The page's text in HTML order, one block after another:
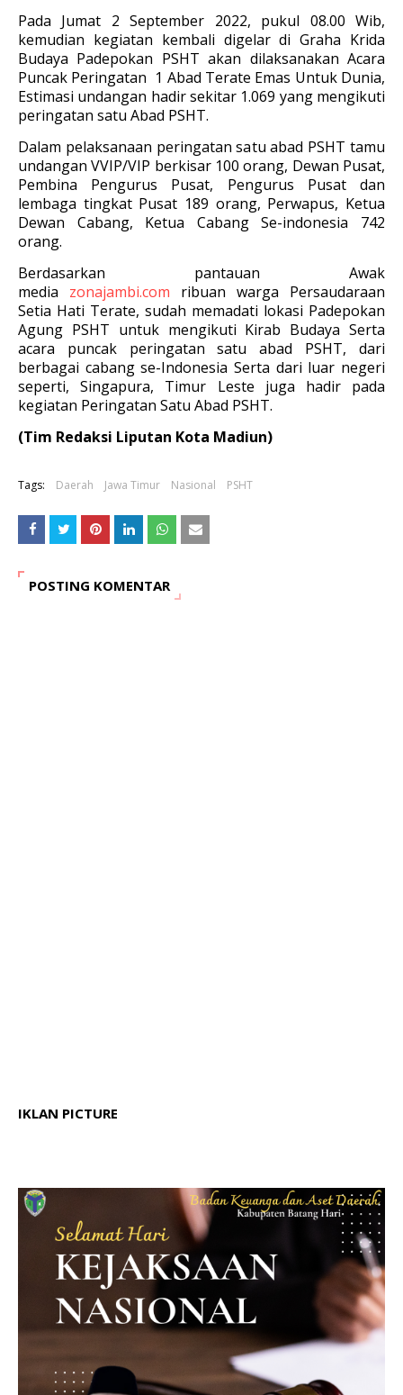
Pada Jumat 2 September 2022, pukul 08.00 Wib,
kemudian kegiatan kembali digelar di Graha Krida
Budaya Padepokan PSHT akan dilaksanakan Acara
Puncak Peringatan 1 Abad Terate Emas Untuk Dunia,
Estimasi undangan hadir sekitar 1.069 yang mengikuti
peringatan satu Abad PSHT.
Dalam pelaksanaan peringatan satu abad PSHT tamu
undangan VVIP/VIP berkisar 100 orang, Dewan Pusat,
Pembina Pengurus Pusat, Pengurus Pusat dan
lembaga tingkat Pusat 189 orang, Perwapus, Ketua
Dewan Cabang, Ketua Cabang Se-indonesia 742
orang.
Berdasarkan pantauan Awak
media zonajambi.com ribuan warga Persaudaraan
Setia Hati Terate, sudah memadati lokasi Padepokan
Agung PSHT untuk mengikuti Kirab Budaya Serta
acara puncak peringatan satu abad PSHT, dari
berbagai cabang se-Indonesia Serta dari luar negeri
seperti, Singapura, Timur Leste juga hadir pada
kegiatan Peringatan Satu Abad PSHT.
(Tim Redaksi Liputan Kota Madiun)
Tags: Daerah Jawa Timur Nasional PSHT
POSTING KOMENTAR
IKLAN PICTURE